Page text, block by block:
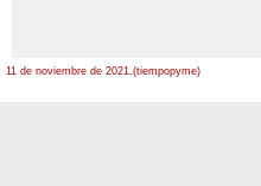
11 de noviembre de 2021.(tiempopyme)